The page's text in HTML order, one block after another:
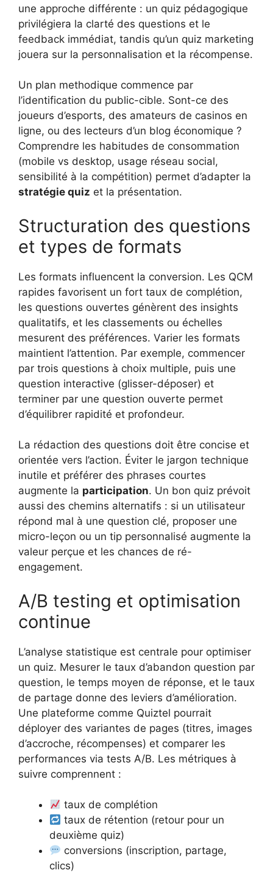
une approche différente : un quiz pédagogique
privilégiera la clarté des questions et le
feedback immédiat, tandis qu’un quiz marketing
jouera sur la personnalisation et la récompense.
Un plan methodique commence par
l’identification du public-cible. Sont-ce des
joueurs d’esports, des amateurs de casinos en
ligne, ou des lecteurs d’un blog économique ?
Comprendre les habitudes de consommation
(mobile vs desktop, usage réseau social,
sensibilité à la compétition) permet d’adapter la
stratégie quiz et la présentation.
Structuration des questions
et types de formats
Les formats influencent la conversion. Les QCM
rapides favorisent un fort taux de complétion,
les questions ouvertes génèrent des insights
qualitatifs, et les classements ou échelles
mesurent des préférences. Varier les formats
maintient l’attention. Par exemple, commencer
par trois questions à choix multiple, puis une
question interactive (glisser-déposer) et
terminer par une question ouverte permet
d’équilibrer rapidité et profondeur.
La rédaction des questions doit être concise et
orientée vers l’action. Éviter le jargon technique
inutile et préférer des phrases courtes
augmente la participation. Un bon quiz prévoit
aussi des chemins alternatifs : si un utilisateur
répond mal à une question clé, proposer une
micro-leçon ou un tip personnalisé augmente la
valeur perçue et les chances de ré-
engagement.
A/B testing et optimisation
continue
L’analyse statistique est centrale pour optimiser
un quiz. Mesurer le taux d’abandon question par
question, le temps moyen de réponse, et le taux
de partage donne des leviers d’amélioration.
Une plateforme comme Quiztel pourrait
déployer des variantes de pages (titres, images
d’accroche, récompenses) et comparer les
performances via tests A/B. Les métriques à
suivre comprennent :
taux de complétion
taux de rétention (retour pour un
deuxième quiz)
conversions (inscription, partage,
clics)